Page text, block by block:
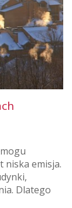
niska emisja.
Dlatego